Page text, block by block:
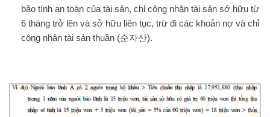
bảo tính an toàn của tài sản, chỉ công nhận tài sản sở hữu từ
6 tháng trở lên và sở hữu liên tục, trừ đi các khoản nợ và chỉ
công nhận tài sản thuần (순자산).